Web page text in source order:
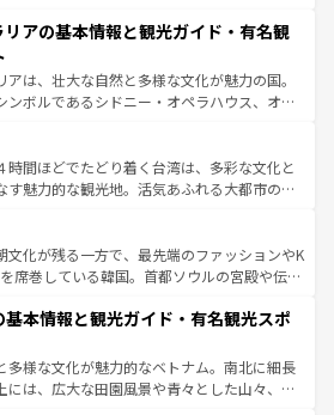
旅行者はアメリカの各地域で異なる魅力を楽
その多様性と豊かな歴史を感じることができ
でのロードトリップや列車の旅も、アメリカ
スタイルだ。 なお、新着のアメリカ
ンツ一覧 を参照してほしい。
せない。また、定番の観光地といえばオアフ
な自然を求めるならマウイ島やカウアイ島が
メラルドグリーンに輝く海をはじめ、豊かな
息づいている。「アロハスピリット」と呼ば
いローカルフードやハワイアンミュージッ
フラダンスなど、すべてがハワイの魅力を彩
れるたびに新しい発見と感動が待っているハ
覧
リアの基本情報と観光ガイド・有名観
アは、壮大な自然と多様な文化が魅力の国。
ンボルであるシドニー・オペラハウス、オー
大陸中央部にそびえるウルル（エアーズロッ
ニアの美しい原生林やケアンズの熱帯雨林な
がたくさん。また、カフェやワイン、オージ
ィビティも充実しており、サーフィンやダイ
キングなど、アウトドア好きにはたまらな
ラリアの多彩な魅力を存分に味わいつくそ
い。
時間ほどでたどり着く台湾は、多彩な文化と
す魅力的な観光地。活気あふれる大都市の台
な山岳地帯である台湾東部など、都市の喧騒
さが共存しており、訪れる人に新しい発見と
してくれる。また、奥深い台湾の食文化も魅
評判のスイーツなど、バラエティ豊かな料理
。
文化が残る一方で、最先端のファッションやK
席巻している韓国。首都ソウルの宮殿や伝統
を延ばせば四季折々の自然美を楽しむことが
て、キムチや焼肉、絶品のストリートフード
まな韓国料理が待っている。夜には、韓国な
トライフも堪能できる。あたたかいホスピタ
基本情報と観光ガイド・有名観光スポ
多様な文化が魅力的なベトナム。南北に細長
には、広大な田園風景や青々とした山々、世